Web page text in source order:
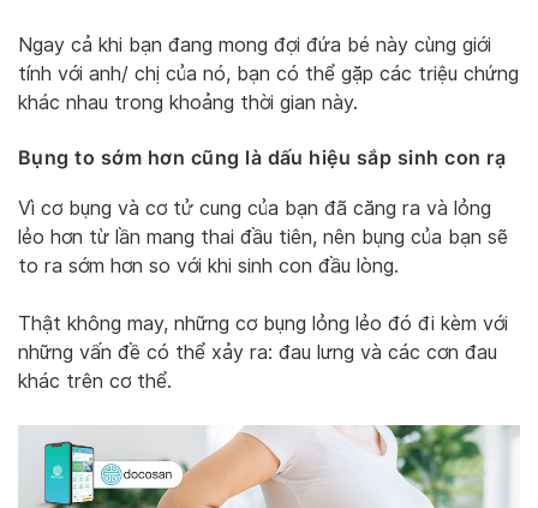
Ngay cả khi bạn đang mong đợi đứa bé này cùng giới
tính với anh/ chị của nó, bạn có thể gặp các triệu chứng
khác nhau trong khoảng thời gian này.
Bụng to sớm hơn cũng là dấu hiệu sắp sinh con rạ
Vì cơ bụng và cơ tử cung của bạn đã căng ra và lỏng
lẻo hơn từ lần mang thai đầu tiên, nên bụng của bạn sẽ
to ra sớm hơn so với khi sinh con đầu lòng.
Thật không may, những cơ bụng lỏng lẻo đó đi kèm với
những vấn đề có thể xảy ra: đau lưng và các cơn đau
khác trên cơ thể.